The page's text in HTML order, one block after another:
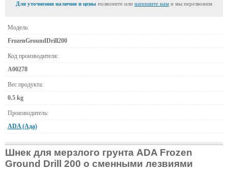
Для уточнения наличия и цены позвоните или напишите нам и мы перезвоним
Модель:
FrozenGroundDrill200
Код производителя:
А00278
Вес продукта:
0.5 kg
Производитель:
ADA (Ада)
Шнек для мерзлого грунта ADA Frozen
Ground Drill 200 о сменными лезвиями